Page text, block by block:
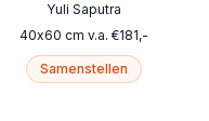
Yuli Saputra
40x60 cm v.a. €181,-
Samenstellen